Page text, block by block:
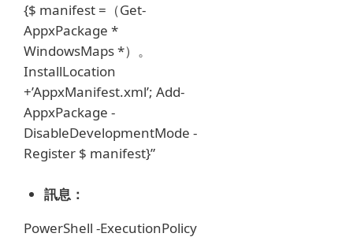
{$ manifest =（Get-
AppxPackage *
WindowsMaps *）。
InstallLocation
+’AppxManifest.xml’; Add-
AppxPackage -
DisableDevelopmentMode -
Register $ manifest}”
訊息：
PowerShell -ExecutionPolicy